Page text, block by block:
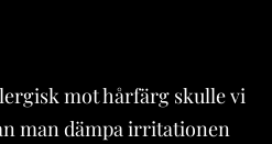
mot hårfärg skulle vi
man dämpa irritationen